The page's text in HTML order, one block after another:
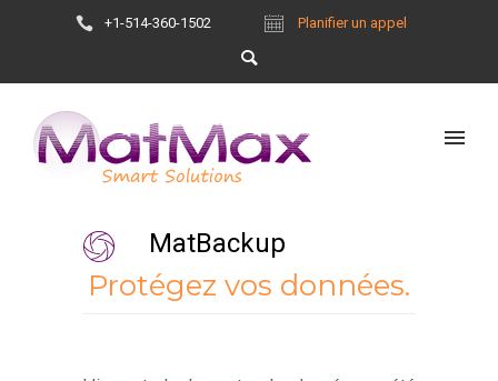
+1-514-360-1502 Planifier un appel
MatBackup
Protégez vos données.